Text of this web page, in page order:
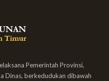
Pemerintah Provinsi,
Dinas, berkedudukan dibawah